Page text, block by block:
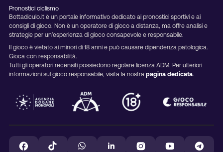
Pronostici ciclismo
Bottadiculo.it è un portale informativo dedicato ai pronostici sportivi e ai
consigli di gioco. Non è un operatore di gioco a distanza, ma offre analisi e
strategie per un’esperienza di gioco consapevole e responsabile.
Il gioco è vietato ai minori di 18 anni e può causare dipendenza patologica.
Gioca con responsabilità.
Tutti gli operatori recensiti possiedono regolare licenza ADM. Per ulteriori
informazioni sul gioco responsabile, visita la nostra pagina dedicata.